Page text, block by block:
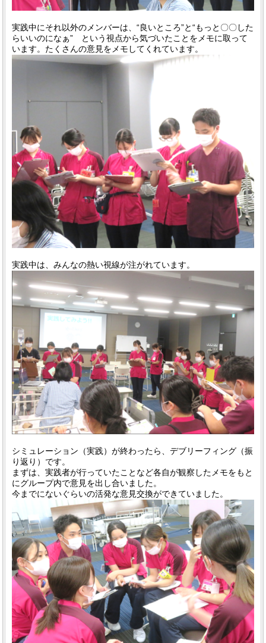
実践中にそれ以外のメンバーは、“良いところ”と“もっと〇〇した
らいいのになぁ” という視点から気づいたことをメモに取って
います。たくさんの意見をメモしてくれています。
実践中は、みんなの熱い視線が注がれています。
シミュレーション（実践）が終わったら、デブリーフィング（振
り返り）です。
まずは、実践者が行っていたことなど各自が観察したメモをもと
にグループ内で意見を出し合いました。
今までにないぐらいの活発な意見交換ができていました。